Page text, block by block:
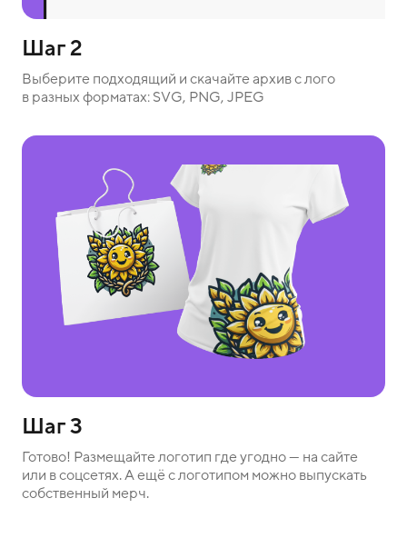
Шаг 2
Выберите подходящий и скачайте архив с лого
в разных форматах: SVG, PNG, JPEG
Шаг 3
Готово! Размещайте логотип где угодно — на сайте
или в соцсетях. А ещё с логотипом можно выпускать
собственный мерч.